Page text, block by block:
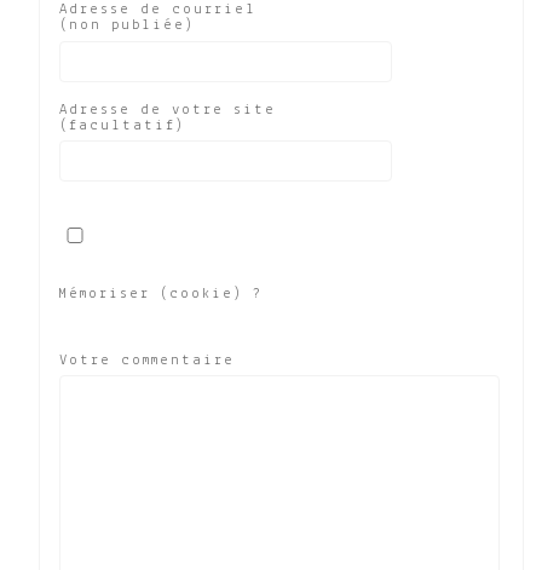
Adresse de courriel
(non publiée)
Adresse de votre site
(facultatif)
Mémoriser (cookie) ?
Votre commentaire